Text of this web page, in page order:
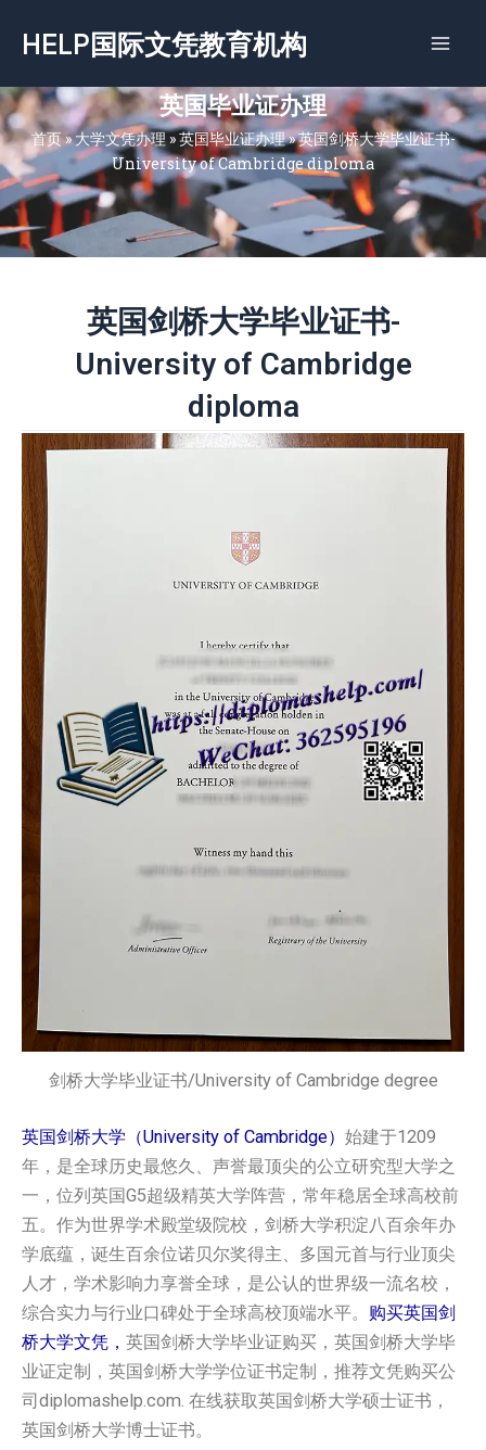
容
HELP国际文凭教育机构
英国毕业证办理
首页»大学文凭办理»英国毕业证办理»英国剑桥大学毕业证书-
University of Cambridge diploma
英国剑桥大学毕业证书-
University of Cambridge
diploma
剑桥大学毕业证书/University of Cambridge degree
英国剑桥大学（University of Cambridge） 始建于1209
年，是全球历史最悠久、声誉最顶尖的公立研究型大学之
一，位列英国G5超级精英大学阵营，常年稳居全球高校前
五。作为世界学术殿堂级院校，剑桥大学积淀八百余年办
学底蕴，诞生百余位诺贝尔奖得主、多国元首与行业顶尖
人才，学术影响力享誉全球，是公认的世界级一流名校，
综合实力与行业口碑处于全球高校顶端水平。 购买英国‌剑
桥大学‌‌‌文凭， 英国‌剑桥大学‌‌‌毕业证购买，英国‌剑桥大学‌‌‌毕
业证定制，英国‌剑桥大学‌‌‌学位证书定制，推荐文凭购买公
司diplomashelp.com. 在线获取英国‌剑桥大学‌‌‌硕士证书，
英国‌剑桥大学‌‌‌博士证书。